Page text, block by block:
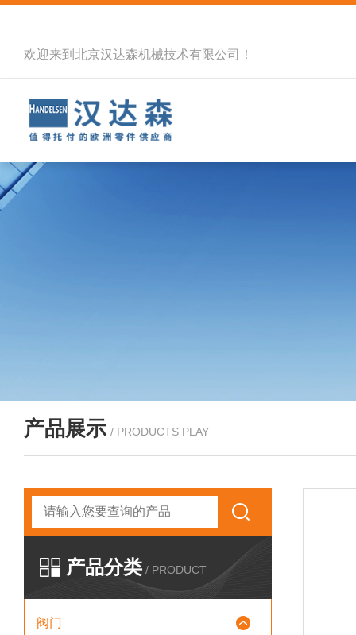
欢迎来到北京汉达森机械技术有限公司！
产品展示 / PRODUCTS PLAY
产品分类 / PRODUCT
阀门